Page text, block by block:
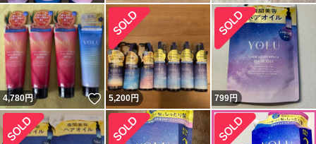
4,780円 いいね！
5,200円 799円